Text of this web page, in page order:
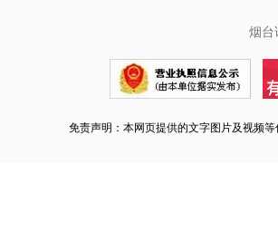
烟台
免责声明：本网页提供的文字图片及视频